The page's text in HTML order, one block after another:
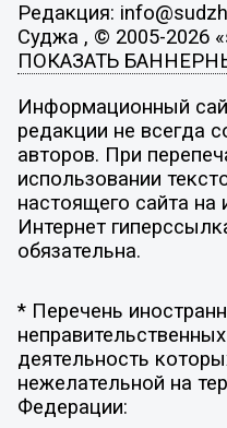
Редакция:
Суджа , © 2005-2026
ПОКАЗАТЬ
Информационный
редакции не всегда
авторов. При
использовании
настоящего сайта на
Интернет
обязательна.
* Перечень
деятельность
нежелательной на
Федерации: